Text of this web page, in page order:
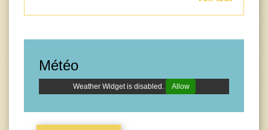
Météo
Weather Widget is disabled. Allow